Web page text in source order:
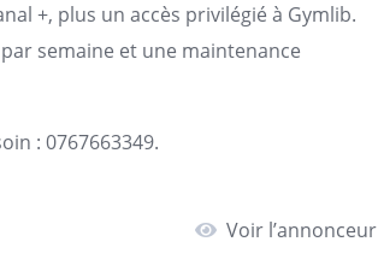
+, plus un accès privilégié à Gymlib.
semaine et une maintenance
: 0767663349.
Voir l’annonceur